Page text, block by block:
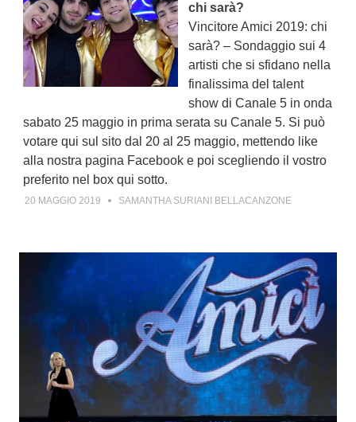
chi sarà?
Vincitore Amici 2019: chi
sarà? – Sondaggio sui 4
artisti che si sfidano nella
finalissima del talent
show di Canale 5 in onda
sabato 25 maggio in prima serata su Canale 5. Si può
votare qui sul sito dal 20 al 25 maggio, mettendo like
alla nostra pagina Facebook e poi scegliendo il vostro
preferito nel box qui sotto.
20 MAGGIO 2019 SAMANTHA SURIANI BELLACANZONE